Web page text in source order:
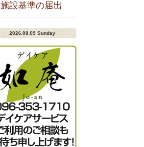
施設基準の届出
2026.08.09 Sunday